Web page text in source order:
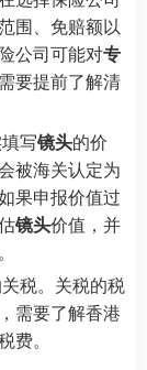
围、免赔额以
公司可能对专
要提前了解清
写镜头的价
被海关认定为
果申报价值过
镜头价值，并
税。关税的税
需要了解香港
。